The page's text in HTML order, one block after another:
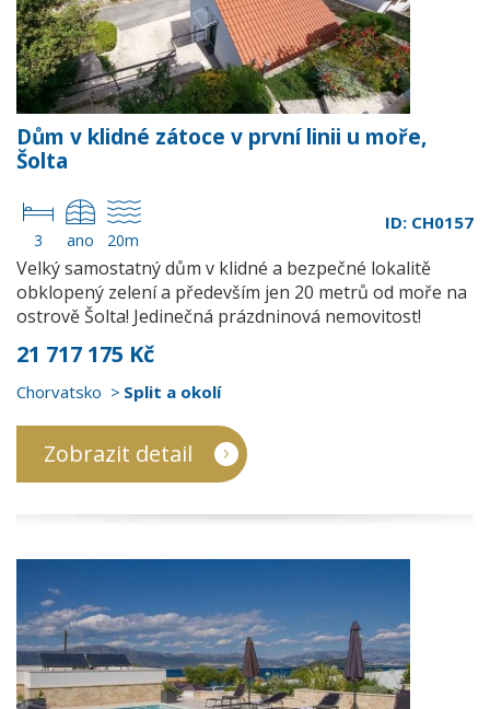
Dům v klidné zátoce v první linii u moře,
Šolta
3 ano 20m
ID: CH0157
Velký samostatný dům v klidné a bezpečné lokalitě
obklopený zelení a především jen 20 metrů od moře na
ostrově Šolta! Jedinečná prázdninová nemovitost!
21 717 175 Kč
Chorvatsko Split a okolí
Zobrazit detail